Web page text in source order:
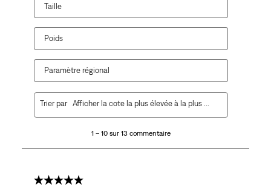
Taille
Poids
Paramètre régional
13
1 – 10 sur 13 commentaire
Trier par Afficher la cote la plus élevée à la plus faible
5 étoile(s) sur 5.